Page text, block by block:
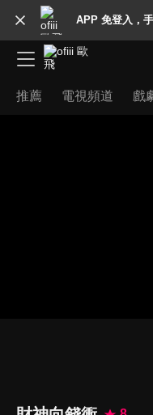
APP 免登入，
推薦 電視頻道 戲